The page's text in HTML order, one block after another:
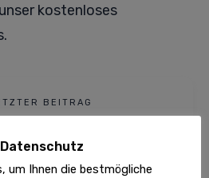
kostenloses
BEITRAG
um Ihnen die bestmögliche